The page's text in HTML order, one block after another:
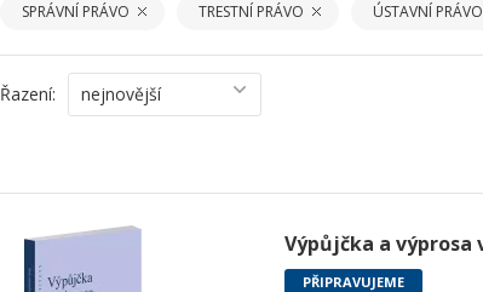
SPRÁVNÍ PRÁVO TRESTNÍ PRÁVO ÚSTAVNÍ PRÁVO
Řazení: nejnovější
Výpůjčka a
PŘIPRAVUJEME